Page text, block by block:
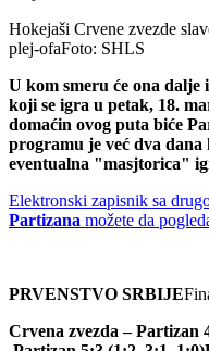
Hokejaši Crvene zvezde
plej-ofaFoto: SHLS
U kom smeru će ona dalje
koji se igra u petak, 18.
domaćin ovog puta biće
programu je već dva
eventualna "masjtorica"
Elektronski zapisnik sa
Partizana možete da
PRVENSTVO SRBIJE
Crvena zvezda – Partizan